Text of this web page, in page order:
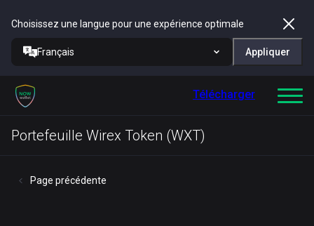
Choisissez une langue pour une expérience optimale
Français Appliquer
Télécharger
Portefeuille Wirex Token (WXT)
Page précédente